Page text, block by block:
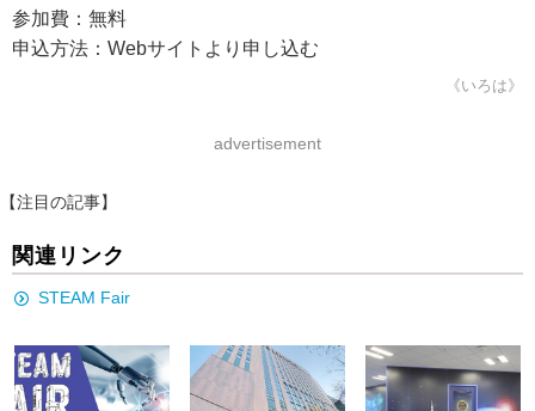
参加費：無料
申込方法：Webサイトより申し込む
《いろは》
advertisement
【注目の記事】
関連リンク
STEAM Fair